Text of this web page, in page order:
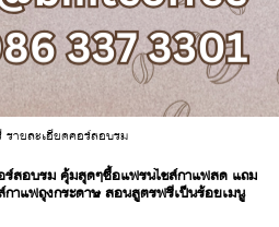
ายละเอียดคอร์สอบรม
สอบรม คุ้มสุดๆซื้อแฟรนไชส์กาแฟสด แถม
าแฟถุงกระดาษ สอนสูตรฟรีเป็นร้อยเมนู